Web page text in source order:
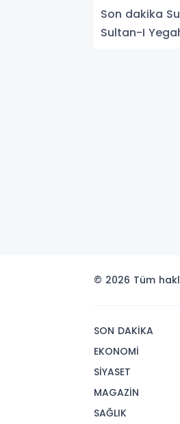
Son dakika
Sultan-I
© 2026 Tüm
SON DAKİKA
EKONOMİ
SİYASET
MAGAZİN
SAĞLIK